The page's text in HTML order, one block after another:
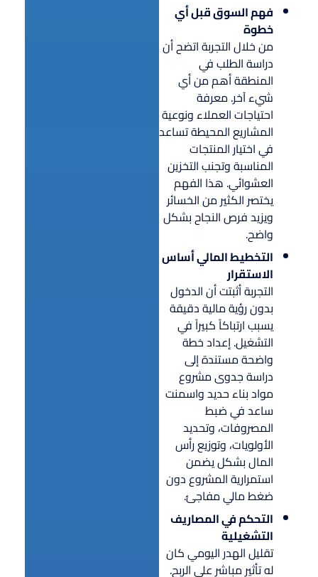
فهم السوق قبل أي
خطوة
من خلال التجربة اتضح أن
دراسة الطلب في
المنطقة أهم من أي
شيء آخر. معرفة
احتياجات العملاء ونوعية
المشاريع المحيطة تساعد
في اختيار المنتجات
المناسبة وتجنب التخزين
العشوائي. هذا الفهم
يختصر الكثير من الخسائر
ويزيد فرص النجاح بشكل
واضح.
التخطيط المالي أساس
الاستقرار
التجربة أثبتت أن الدخول
بدون رؤية مالية دقيقة
يسبب ارتباكاً كبيراً في
التشغيل. إعداد خطة
واضحة مستندة إلى
دراسة جدوى مشروع
مواد بناء حديد واسمنت
ساعد في ضبط
المصروفات، وتحديد
الأولويات، وتوزيع رأس
المال بشكل يضمن
استمرارية المشروع دون
ضغط مالي مفاجئ.
التحكم في المصاريف
التشغيلية
تقليل الهدر اليومي كان
له تأثير مباشر على الربح.